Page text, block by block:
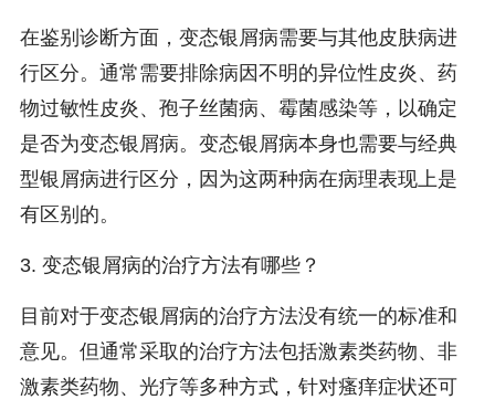
在鉴别诊断方面，变态银屑病需要与其他皮肤病进
行区分。通常需要排除病因不明的异位性皮炎、药
物过敏性皮炎、孢子丝菌病、霉菌感染等，以确定
是否为变态银屑病。变态银屑病本身也需要与经典
型银屑病进行区分，因为这两种病在病理表现上是
有区别的。
3. 变态银屑病的治疗方法有哪些？
目前对于变态银屑病的治疗方法没有统一的标准和
意见。但通常采取的治疗方法包括激素类药物、非
激素类药物、光疗等多种方式，针对瘙痒症状还可